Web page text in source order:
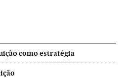
como estratégia